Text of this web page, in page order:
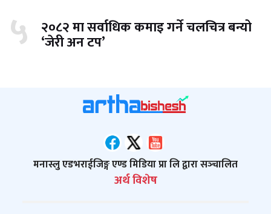
५ २०८२ मा सर्वाधिक कमाइ गर्ने चलचित्र बन्यो
‘जेरी अन टप’
मनास्लु एडभराईजिङ्ग एण्ड मिडिया प्रा लि द्वारा सञ्‍चालित
अर्थ विशेष